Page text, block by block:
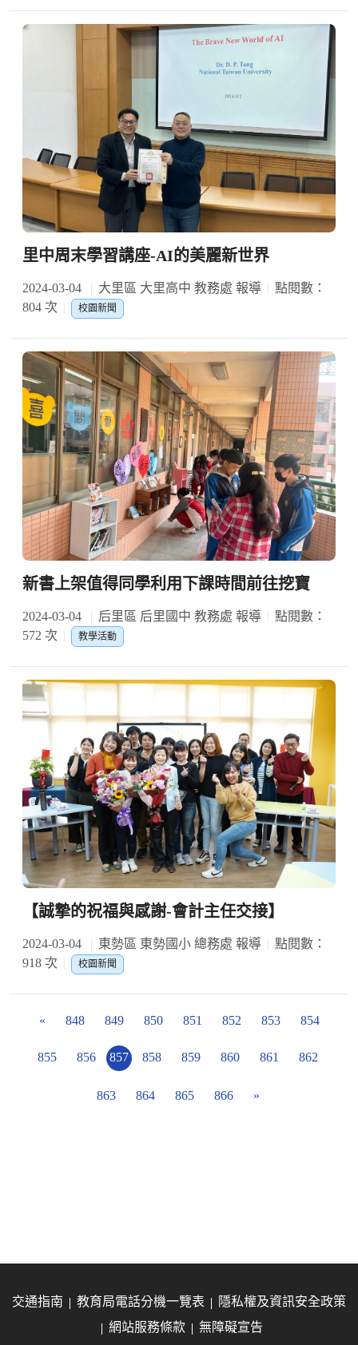
里中周末學習講座-AI的美麗新世界
2024-03-04 大里區 大里高中 教務處 報導
點閱數：
804 次
校園新聞
新書上架值得同學利用下課時間前往挖寶
2024-03-04 后里區 后里國中 教務處 報導
點閱數：
572 次
教學活動
【誠摯的祝福與感謝-會計主任交接】
2024-03-04 東勢區 東勢國小 總務處 報導
點閱數：
918 次
校園新聞
« 848 849 850 851 852 853 854
855 856 857 858 859 860 861 862
863 864 865 866 »
交通指南 教育局電話分機一覽表
隱私權及資訊安全政策
網站服務條款
無障礙宣告